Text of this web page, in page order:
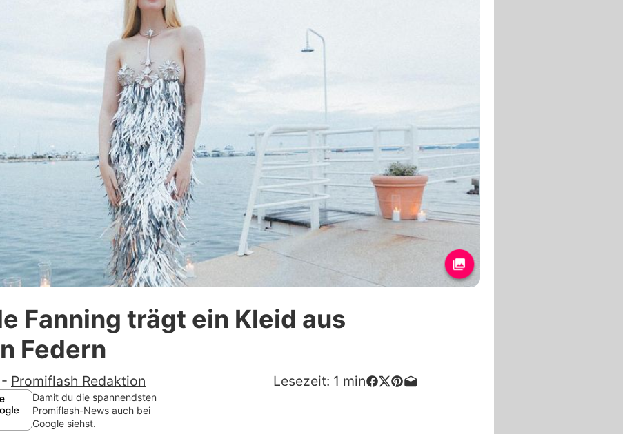
Lifestyle
Familie & Liebe
Promiflash Exklusiv
Alle Themen auf Promiflash
Jobs
App runterladen
Team
Redaktionelle Richtlinien
Impressum
Datenschutzerklärung
Nutzungsbedingungen
Fanning trägt ein Kleid aus
Federn
- Promiflash Redaktion Lesezeit: 1 min
Damit du die spannendsten
Promiflash-News auch bei
Google siehst.